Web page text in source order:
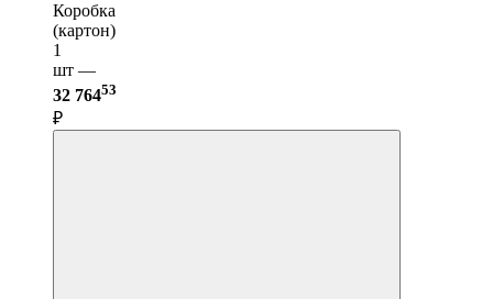
Коробка
(картон)
1
шт —
32 76453
₽